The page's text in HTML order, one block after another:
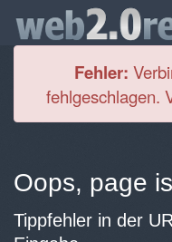
Fehler:
fehlgeschlagen.
Oops, page
Tippfehler in der